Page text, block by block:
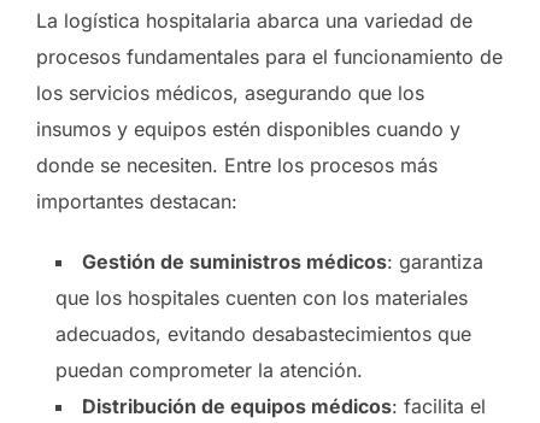
La logística hospitalaria abarca una variedad de
procesos fundamentales para el funcionamiento de
los servicios médicos, asegurando que los
insumos y equipos estén disponibles cuando y
donde se necesiten. Entre los procesos más
importantes destacan:
Gestión de suministros médicos: garantiza
que los hospitales cuenten con los materiales
adecuados, evitando desabastecimientos que
puedan comprometer la atención.
Distribución de equipos médicos: facilita el